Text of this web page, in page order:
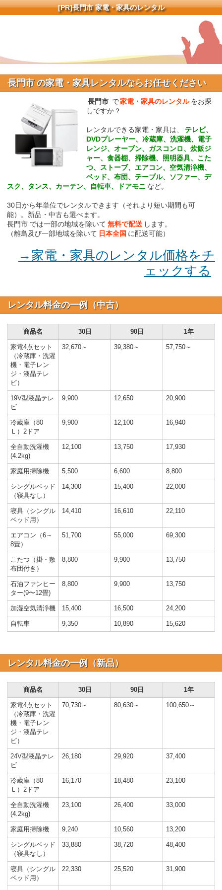
[PR]長門市 家電・家具のレンタル
長門市 の家電・家具レンタルならお任せください
長門市 で家電・家具のレンタル をお探
しですか？
レンタルできる家電・家具は、
テレビ、
DVDプレーヤー、冷蔵庫、洗濯機、電子
レンジ、オーブン、ガスコンロ、炊飯ジ
ャー、食器棚、掃除機、照明器具、こた
つ、ストーブ、エアコン、空気清浄機、
ベッド、布団、テーブル、ソファー、デ
スク、タンス、カーテン、自転車、ドアモニ など。
30日から年単位でレンタルできます（それより短い期間も可
能）。新品・中古も選べます。
長門市 では一部の地域を除いて 無料で配送 します。
（離島及び一部地域を除いて 日本全国 に配送可能）
→家電・家具のレンタル価格をチ
ェックする
レンタル料金の一例（中古）
商品名 30日 90日 1年
家電4点セット
（冷蔵庫・洗濯
機・電子レン
ジ・液晶テレ
ビ）
32,670～ 39,380～ 57,750～
19V型液晶テレ
ビ
9,900 12,650 20,900
冷蔵庫（80
Ｌ）2ドア
9,900 12,100 16,940
全自動洗濯機
(4.2kg)
12,100 13,750 17,930
家庭用掃除機 5,500 6,600 8,800
シングルベッド
（寝具なし）
14,300 15,400 22,000
寝具（シングル
ベッド用）
14,410 16,610 22,110
エアコン（6～
8畳）
51,700 55,000 69,300
こたつ（掛・敷
布団付き）
8,800 9,900 13,750
石油ファンヒー
ター(9〜12畳)
8,800 9,900 13,750
加湿空気清浄機 15,400 16,500 24,200
自転車 9,350 10,890 15,620
レンタル料金の一例（新品）
商品名 30日 90日 1年
家電4点セット
（冷蔵庫・洗濯
機・電子レン
ジ・液晶テレ
ビ）
70,730～ 80,630～ 100,650～
24V型液晶テレ
ビ
26,180 29,920 37,400
冷蔵庫（80
Ｌ）2ドア
16,170 18,480 23,100
全自動洗濯機
(4.2kg)
23,100 26,400 33,000
家庭用掃除機 9,240 10,560 13,200
シングルベッド
（寝具なし）
33,880 38,720 48,400
寝具（シングル
ベッド用）
22,330 25,520 31,900